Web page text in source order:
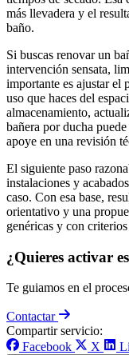
más llevadera y el
baño.
Si buscas renovar un
intervención sensata,
importante es ajustar el
uso que haces del
almacenamiento,
bañera por ducha
apoye en una revisión
El siguiente paso
instalaciones y
caso. Con esa base,
orientativo y una
genéricas y con
¿Quieres activar
Te guiamos en el
Contactar
Compartir servicio:
Facebook
X